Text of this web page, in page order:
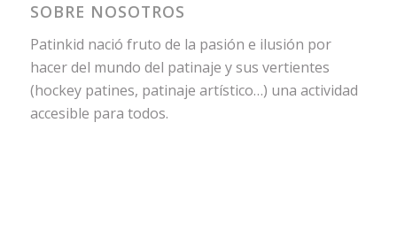
SOBRE NOSOTROS
Patinkid nació fruto de la pasión e ilusión por
hacer del mundo del patinaje y sus vertientes
(hockey patines, patinaje artístico…) una actividad
accesible para todos.